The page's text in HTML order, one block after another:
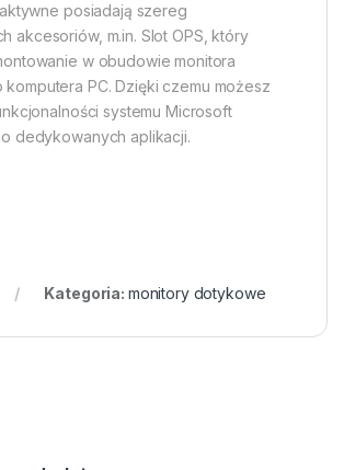
posiadają szereg
akcesoriów, m.in. Slot OPS, który
w obudowie monitora
PC. Dzięki czemu możesz
systemu Microsoft
dedykowanych aplikacji.
Kategoria: monitory dotykowe